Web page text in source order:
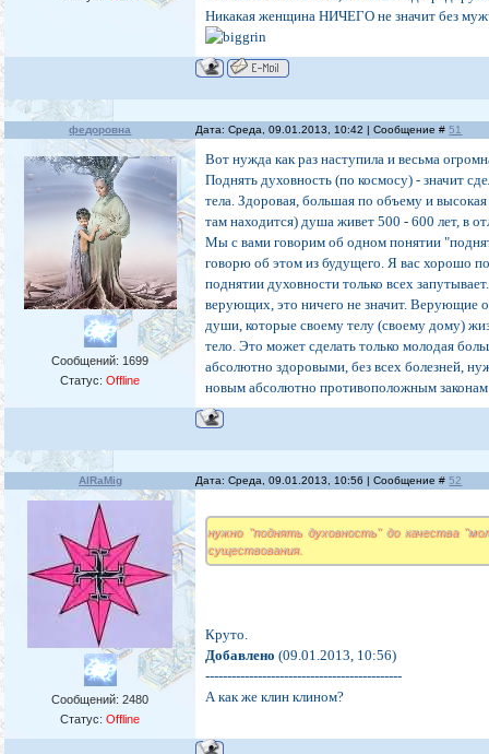
Никакая женщина НИЧЕГО не значит без
федоровна Дата: Среда, 09.01.2013, 10:42 | Сообщение #51
Сообщений: 1699
Статус:Offline
Вот нужда как раз наступила и весьма
Поднять духовность (по космосу) - значит
тела. Здоровая, большая по объему и
там находится) душа живет 500 - 600 лет, в
Мы с вами говорим об одном понятии
говорю об этом из будущего. Я вас хорошо
поднятии духовности только всех
верующих, это ничего не значит. Верующие
души, которые своему телу (своему дому)
тело. Это может сделать только молодая
абсолютно здоровыми, без всех болезней,
новым абсолютно противоположным
AlRaMig Дата: Среда, 09.01.2013, 10:56 | Сообщение #52
Сообщений:2480
Статус:Offline
нужно "поднять духовность" до качества
существования.
Круто.
Добавлено (09.01.2013, 10:56)
---------------------------------------------
А как же клин клином?